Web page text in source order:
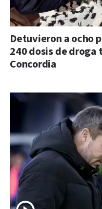
Detuvieron a ocho
240 dosis de
Concordia